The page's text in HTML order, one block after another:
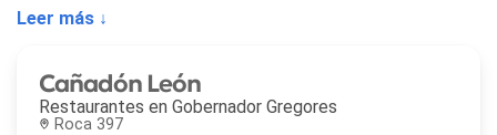
Leer más ↓
Cañadón León
Restaurantes en Gobernador Gregores
Roca 397